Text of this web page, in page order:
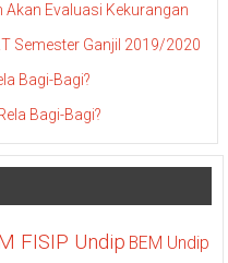
Akan Evaluasi Kekurangan
Semester Ganjil 2019/2020
Bagi-Bagi?
Bagi-Bagi?
FISIP Undip BEM Undip